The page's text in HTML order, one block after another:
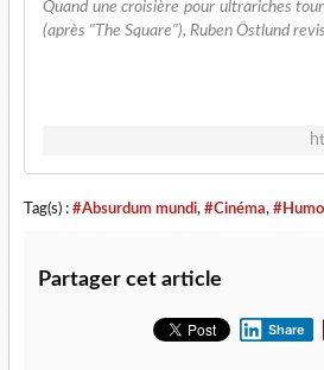
Quand une croisière pour ultrariches
(après "The Square"), Ruben Östlund
Tag(s) : #Absurdum mundi, #Cinéma,
Partager cet article
Share